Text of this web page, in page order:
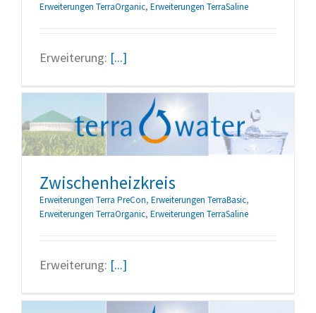
Erweiterungen TerraOrganic, Erweiterungen TerraSaline
Erweiterung: [...]
Zwischenheizkreis
Erweiterungen Terra PreCon, Erweiterungen TerraBasic,
Erweiterungen TerraOrganic, Erweiterungen TerraSaline
Erweiterung: [...]